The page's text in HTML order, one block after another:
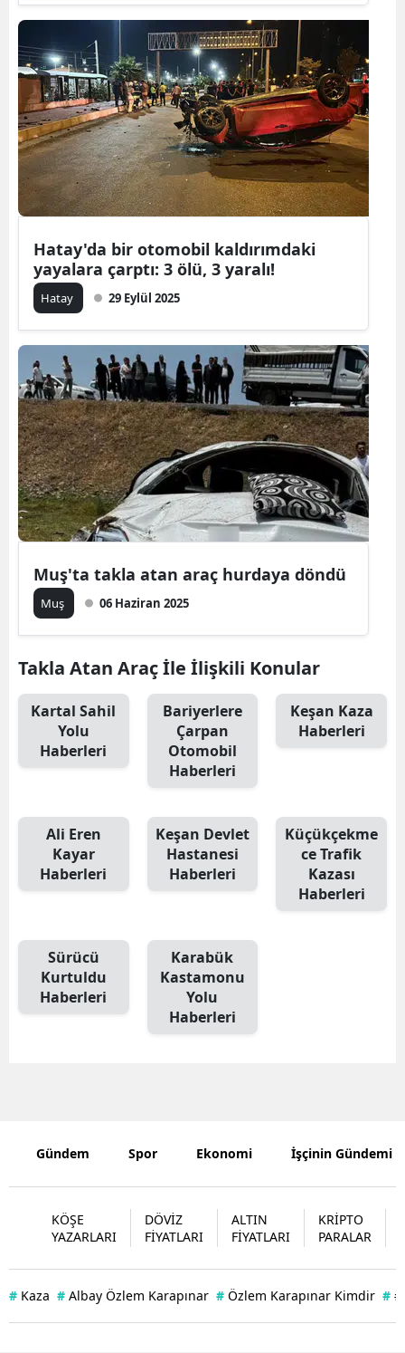
Şırnak
Bartın
Ardahan
Iğdır
Yalova
Karabük
Hatay'da bir otomobil kaldırımdaki
yayalara çarptı: 3 ölü, 3 yaralı!
Hatay 29 Eylül 2025
Muş'ta takla atan araç hurdaya döndü
Muş 06 Haziran 2025
Takla Atan Araç İle İlişkili Konular
Kartal Sahil
Yolu
Haberleri
Bariyerlere
Çarpan
Otomobil
Haberleri
Keşan Kaza
Haberleri
Ali Eren
Kayar
Haberleri
Keşan Devlet
Hastanesi
Haberleri
Küçükçekme
ce Trafik
Kazası
Haberleri
Sürücü
Kurtuldu
Haberleri
Karabük
Kastamonu
Yolu
Haberleri
Gündem Spor Ekonomi İşçinin Gündemi
KÖŞE
YAZARLARI
DÖVİZ
FİYATLARI
ALTIN
FİYATLARI
KRİPTO
PARALAR
# Kaza # Albay Özlem Karapınar # Özlem Karapınar Kimdir #